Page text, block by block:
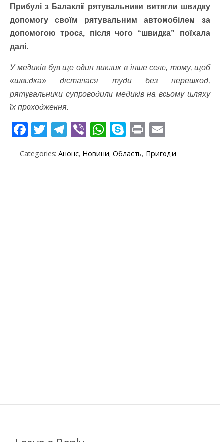
Прибулі з Балаклії рятувальники витягли швидку
допомогу своїм рятувальним автомобілем за
допомогою троса, після чого “швидка” поїхала
далі.
У медиків був ще один виклик в інше село, тому, щоб
«швидка» дісталася туди без перешкод,
рятувальники супроводили медиків на всьому шляху
їх проходження.
F
e
T
itt
T
e
Vi
er
W
at
S
y
Pr
t ai
Categories: Анонс, Новини, Область, Пригоди